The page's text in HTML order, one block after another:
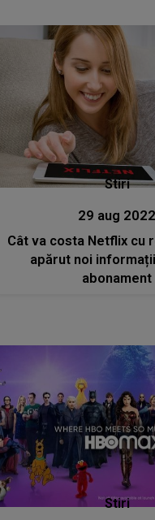
Stiri
29 aug 2022
Cât va costa Netflix cu
apărut noi
abonament
Stiri